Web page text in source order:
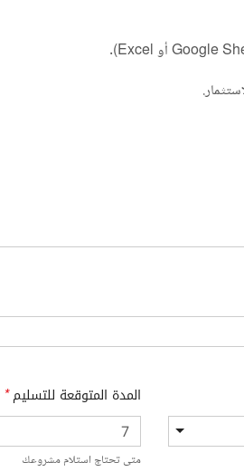
المدة المتوقعة للتسليم*
متى تحتاج استلام مشروعك